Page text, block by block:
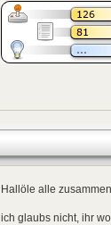
Hallöle alle zusammen,
ich glaubs nicht, ihr